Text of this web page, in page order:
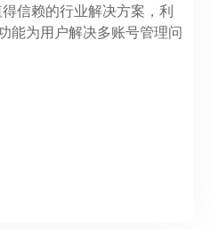
信赖的行业解决方案，利
能为用户解决多账号管理问